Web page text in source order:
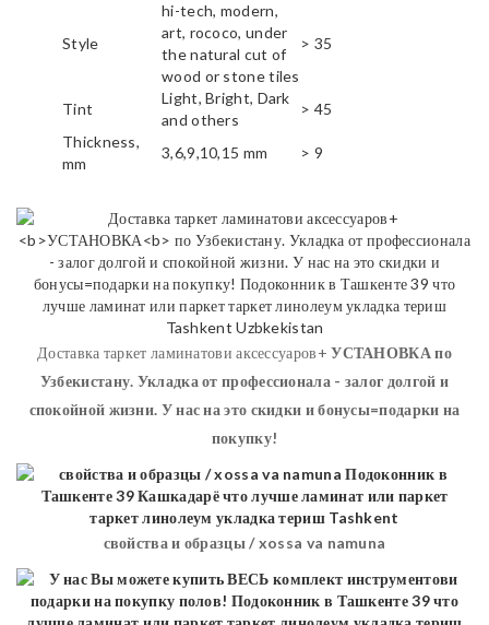
Style
hi-tech, modern,
art, rococo, under
the natural cut of
wood or stone tiles
> 35
Tint
Light, Bright, Dark
and others
> 45
Thickness,
mm
3,6,9,10,15 mm > 9
Доставка таркет ламинатови аксессуаров+УСТАНОВКАпо
Узбекистану. Укладка от профессионала - залог долгой и
спокойной жизни. У нас на это скидки и бонусы=подарки на
покупку!
свойства и образцы / xossa va namuna